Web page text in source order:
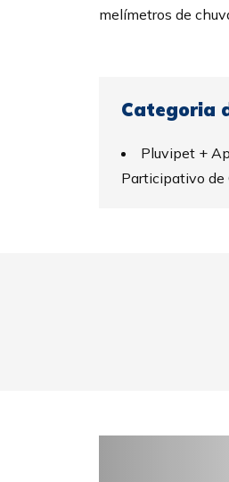
melímetros de
Categoria
Pluvipet +
Participativo de